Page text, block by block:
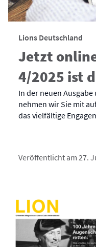
Lions Deutschland
Jetzt
4/2025 ist
In der neuen Ausgabe
nehmen wir Sie mit
das vielfältige
Veröffentlicht am 27.